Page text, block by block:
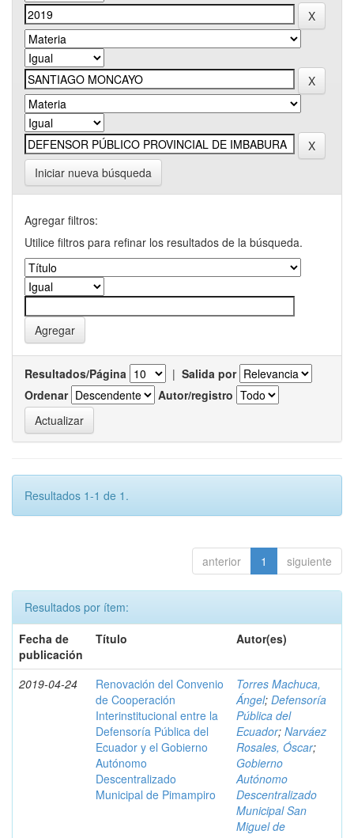
Iniciar nueva búsqueda
Agregar filtros:
Utilice filtros para refinar los resultados de la búsqueda.
Resultados/Página | Salida por
Ordenar
Autor/registro
Resultados 1-1 de 1.
anterior 1 siguiente
Resultados por ítem:
Fecha de
publicación
Título Autor(es)
2019-04-24
Renovación del Convenio
de Cooperación
Interinstitucional entre la
Defensoría Pública del
Ecuador y el Gobierno
Autónomo
Descentralizado
Municipal de Pimampiro
Torres Machuca,
Ángel; Defensoría
Pública del
Ecuador; Narváez
Rosales, Óscar;
Gobierno
Autónomo
Descentralizado
Municipal San
Miguel de